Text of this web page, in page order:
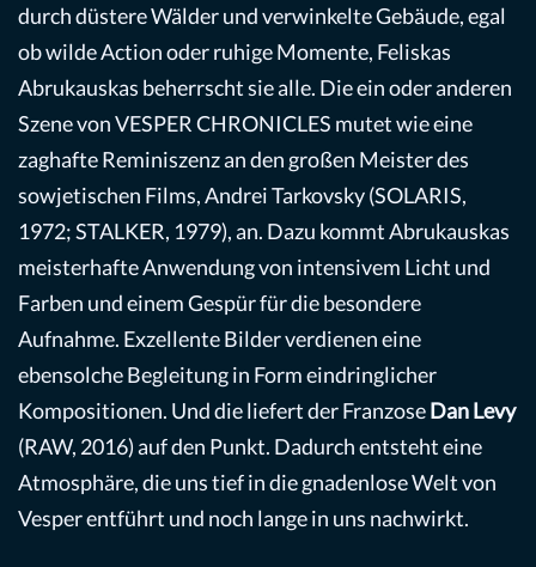
durch düstere Wälder und verwinkelte Gebäude, egal
ob wilde Action oder ruhige Momente, Feliskas
Abrukauskas beherrscht sie alle. Die ein oder anderen
Szene von VESPER CHRONICLES mutet wie eine
zaghafte Reminiszenz an den großen Meister des
sowjetischen Films, Andrei Tarkovsky (SOLARIS,
1972; STALKER, 1979), an. Dazu kommt Abrukauskas
meisterhafte Anwendung von intensivem Licht und
Farben und einem Gespür für die besondere
Aufnahme. Exzellente Bilder verdienen eine
ebensolche Begleitung in Form eindringlicher
Kompositionen. Und die liefert der FranzoseDan Levy
(RAW, 2016) auf den Punkt. Dadurch entsteht eine
Atmosphäre, die uns tief in die gnadenlose Welt von
Vesper entführt und noch lange in uns nachwirkt.